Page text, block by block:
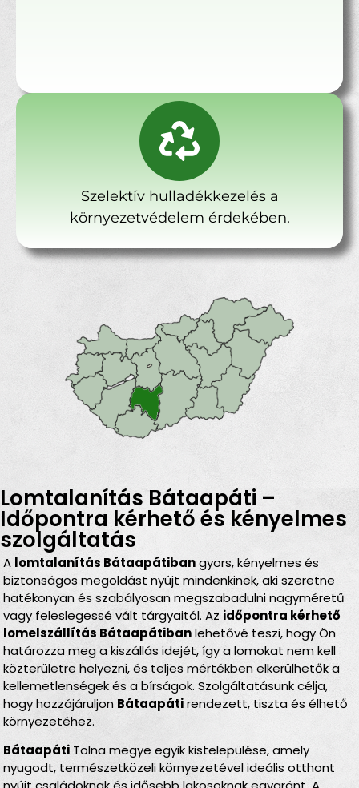
Szelektív hulladékkezelés a
környezetvédelem érdekében.
Lomtalanítás Bátaapáti –
Időpontra kérhető és kényelmes
szolgáltatás
A lomtalanítás Bátaapátibangyors, kényelmes és
biztonságos megoldást nyújt mindenkinek, aki szeretne
hatékonyan és szabályosan megszabadulni nagyméretű
vagy feleslegessé vált tárgyaitól. Az időpontra kérhető
lomelszállítás Bátaapátibanlehetővé teszi, hogy Ön
határozza meg a kiszállás idejét, így a lomokat nem kell
közterületre helyezni, és teljes mértékben elkerülhetők a
kellemetlenségek és a bírságok. Szolgáltatásunk célja,
hogy hozzájáruljon Bátaapátirendezett, tiszta és élhető
környezetéhez.
Bátaapáti Tolna megye egyik kistelepülése, amely
nyugodt, természetközeli környezetével ideális otthont